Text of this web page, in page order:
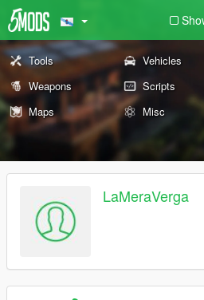
Tools Vehicles
Weapons
Scripts
Maps
Misc
LaMeraVerga